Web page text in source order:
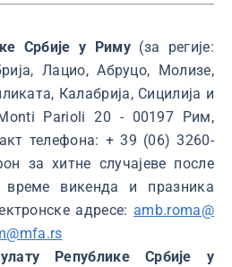
Србије у Риму (за регије:
Лацио, Абруцо, Молизе,
Калабрија, Сицилија и
Parioli 20 - 00197 Рим,
телефона: + 39 (06) 3260-
за хитне случајеве после
викенда и празника
адресе: amb.roma@
Републике Србије у